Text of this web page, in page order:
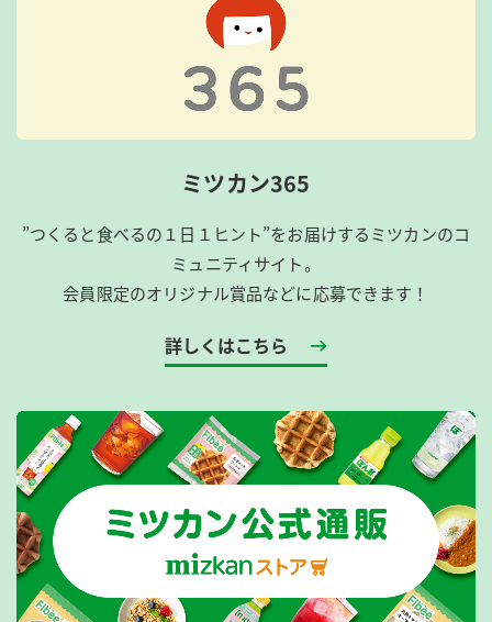
ミツカン365
”つくると食べるの１日１ヒント”をお届けするミツカンのコ
ミュニティサイト。
会員限定のオリジナル賞品などに応募できます！
詳しくはこちら